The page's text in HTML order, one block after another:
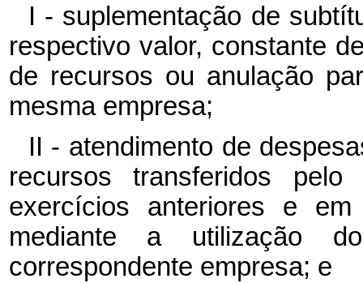
I - suplementação de
respectivo valor, constante
de recursos ou anulação
mesma empresa;
II - atendimento de
recursos transferidos
exercícios anteriores e
mediante a utilização
correspondente empresa; e